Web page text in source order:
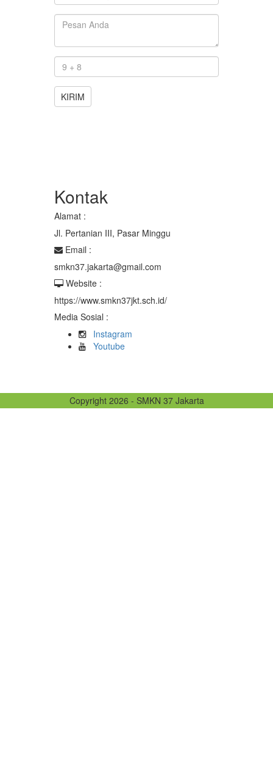
KIRIM
Kontak
Alamat :
Jl. Pertanian III, Pasar Minggu
Email :
smkn37.jakarta@gmail.com
Website :
https://www.smkn37jkt.sch.id/
Media Sosial :
Instagram
Youtube
Copyright 2026 - SMKN 37 Jakarta